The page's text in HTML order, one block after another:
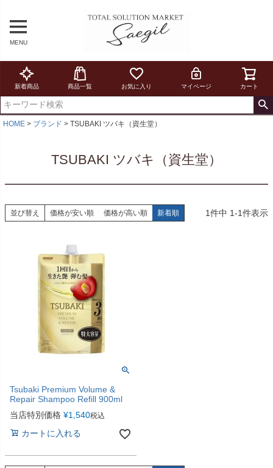
MENU
新着商品 商品一覧 お気に入り マイページ カート
HOME ブランド TSUBAKI ツバキ（資生堂）
TSUBAKI ツバキ（資生堂）
並び替え 価格が安い順 価格が高い順 新着順 1件中 1-1件表示
Tsubaki Premium Volume &
Repair Shampoo Refill 900ml
当店特別価格 ¥1,540税込
カートに入れる